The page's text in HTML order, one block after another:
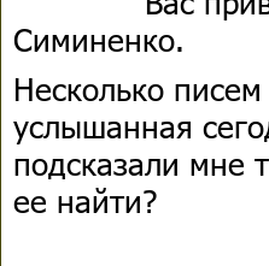
Симиненко.
Несколько
услышанная
подсказали мне
ее найти?